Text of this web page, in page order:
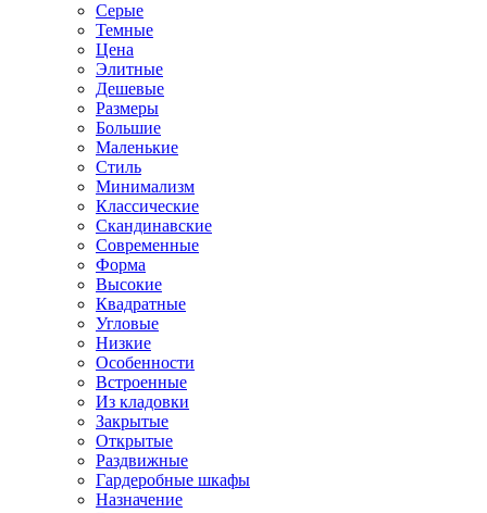
Серые
Темные
Цена
Элитные
Дешевые
Размеры
Большие
Маленькие
Стиль
Минимализм
Классические
Скандинавские
Современные
Форма
Высокие
Квадратные
Угловые
Низкие
Особенности
Встроенные
Из кладовки
Закрытые
Открытые
Раздвижные
Гардеробные шкафы
Назначение